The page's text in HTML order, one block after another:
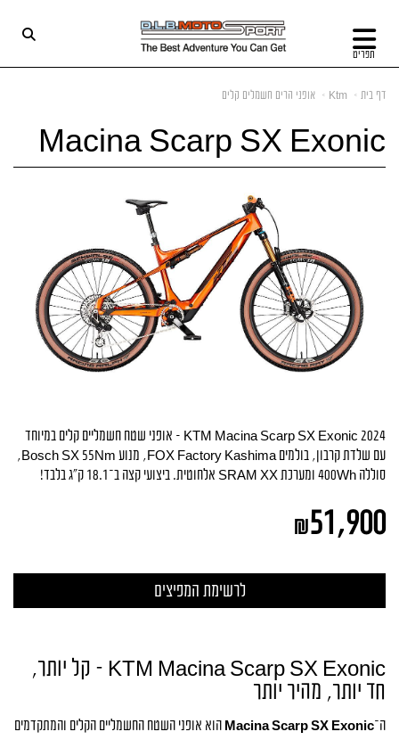
תפריט
דף בית Ktm אופני הרים חשמלים קלים
Macina Scarp SX Exonic
KTM Macina Scarp SX Exonic 2024 – אופני שטח חשמליים קלים במיוחד
עם שלדת קרבון, בולמים FOX Factory Kashima, מנוע Bosch SX 55Nm,
סוללה 400Wh ומערכת SRAM XX אלחוטית. ביצועי קצה ב־18.1 ק"ג בלבד!
₪51,900
KTM Macina Scarp SX Exonic – קל יותר,
חד יותר, מהיר יותר
ה־Macina Scarp SX Exonic הוא אופני השטח החשמליים הקלים והמתקדמים